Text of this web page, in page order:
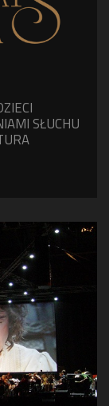
SŁUCHU